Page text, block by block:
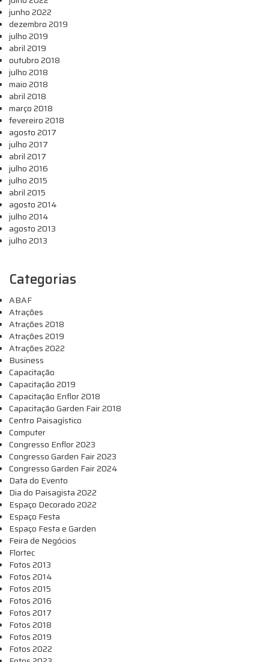
junho 2022
dezembro 2019
julho 2019
abril 2019
outubro 2018
julho 2018
maio 2018
abril 2018
março 2018
fevereiro 2018
agosto 2017
julho 2017
abril 2017
julho 2016
julho 2015
abril 2015
agosto 2014
julho 2014
agosto 2013
julho 2013
Categorias
ABAF
Atrações
Atrações 2018
Atrações 2019
Atrações 2022
Business
Capacitação
Capacitação 2019
Capacitação Enflor 2018
Capacitação Garden Fair 2018
Centro Paisagístico
Computer
Congresso Enflor 2023
Congresso Garden Fair 2023
Congresso Garden Fair 2024
Data do Evento
Dia do Paisagista 2022
Espaço Decorado 2022
Espaço Festa
Espaço Festa e Garden
Feira de Negócios
Flortec
Fotos 2013
Fotos 2014
Fotos 2015
Fotos 2016
Fotos 2017
Fotos 2018
Fotos 2019
Fotos 2022